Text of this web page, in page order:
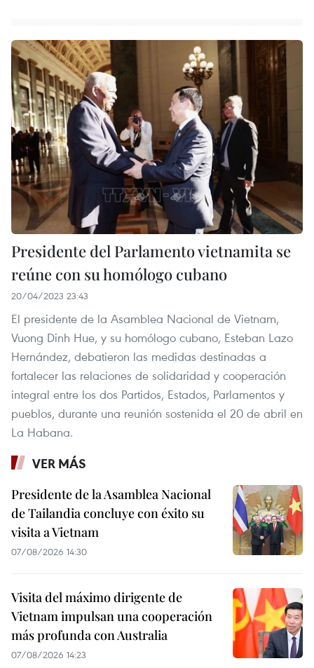
Presidente del Parlamento vietnamita se
reúne con su homólogo cubano
20/04/2023 23:43
El presidente de la Asamblea Nacional de Vietnam,
Vuong Dinh Hue, y su homólogo cubano, Esteban Lazo
Hernández, debatieron las medidas destinadas a
fortalecer las relaciones de solidaridad y cooperación
integral entre los dos Partidos, Estados, Parlamentos y
pueblos, durante una reunión sostenida el 20 de abril en
La Habana.
VER MÁS
Presidente de la Asamblea Nacional
de Tailandia concluye con éxito su
visita a Vietnam
07/08/2026 14:30
Visita del máximo dirigente de
Vietnam impulsan una cooperación
más profunda con Australia
07/08/2026 14:23